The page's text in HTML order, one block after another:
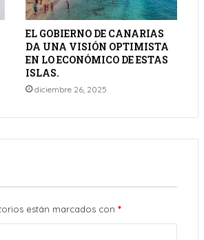
EL GOBIERNO DE CANARIAS
DA UNA VISIÓN OPTIMISTA
EN LO ECONÓMICO DE ESTAS
ISLAS.
diciembre 26, 2025
están marcados con *